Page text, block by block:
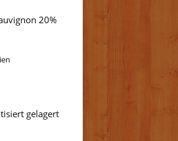
20%
gelagert